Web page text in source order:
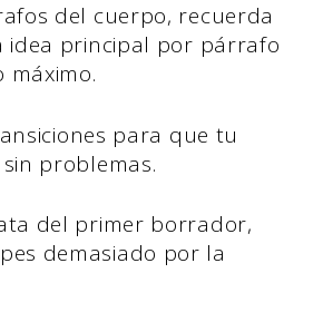
del cuerpo, recuerda
idea principal por párrafo
máximo.
para que tu
problemas.
del primer borrador,
demasiado por la